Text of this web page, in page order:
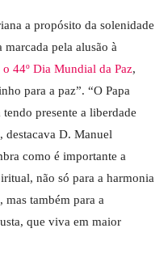
a propósito da solenidade
pela alusão à
44º Dia Mundial da Paz,
para a paz”. “O Papa
presente a liberdade
destacava D. Manuel
como é importante a
não só para a harmonia
mas também para a
que viva em maior